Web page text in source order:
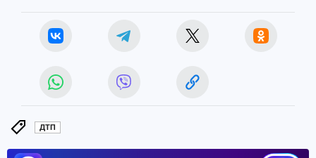
ДТП